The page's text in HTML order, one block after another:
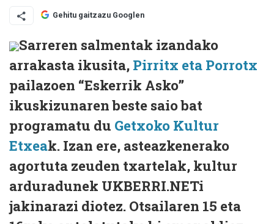
Gehitu gaitzazu Googlen
Sarreren salmentak izandako
arrakasta ikusita, Pirritx eta Porrotx
pailazoen “Eskerrik Asko”
ikuskizunaren beste saio bat
programatu du Getxoko Kultur
Etxeak. Izan ere, asteazkenerako
agortuta zeuden txartelak, kultur
arduradunek UKBERRI.NETi
jakinarazi diotez. Otsailaren 15 eta